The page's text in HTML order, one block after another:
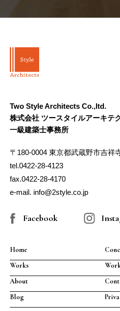
Two Style Architects Co.,ltd.
株式会社 ツースタイルアーキテ
一級建築士事務所
〒180-0004 東京都武蔵野市吉祥
tel.0422-28-4123
fax.0422-28-4170
e-mail. info@2style.co.jp
Facebook
Home
Works
About
Blog